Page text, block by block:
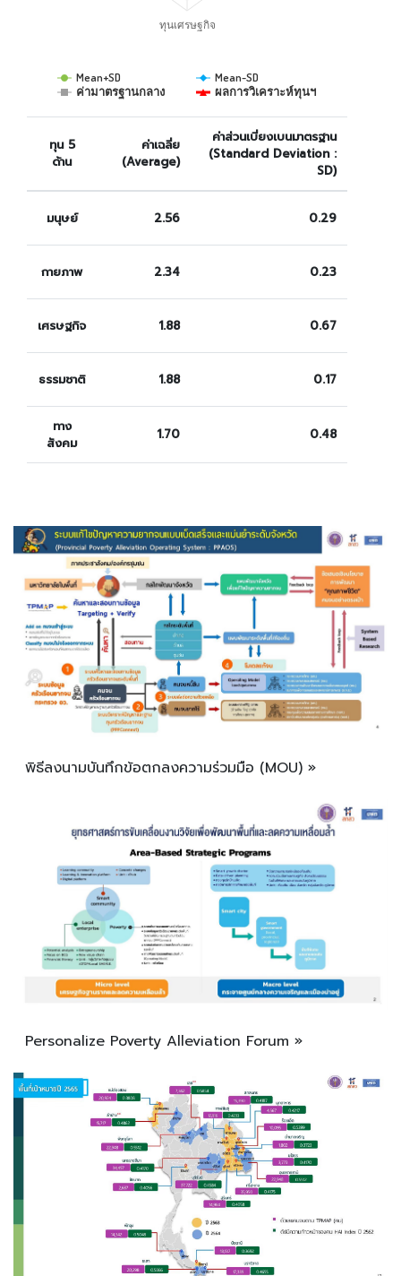
Mean+SD Mean-SD
ค่ามาตรฐานกลาง ผลการวิเคราะห์ทุนฯ
ทุนเศรษฐกิจ
ทุน 5
ด้าน
ค่าเฉลี่ย
(Average)
ค่าส่วนเบี่ยงเบนมาตรฐาน
(Standard Deviation :
SD)
มนุษย์ 2.56 0.29
กายภาพ 2.34 0.23
เศรษฐกิจ 1.88 0.67
ธรรมชาติ 1.88 0.17
ทาง
สังคม
1.70 0.48
พิธีลงนามบันทึกข้อตกลงความร่วมมือ (MOU) »
Personalize Poverty Alleviation Forum »